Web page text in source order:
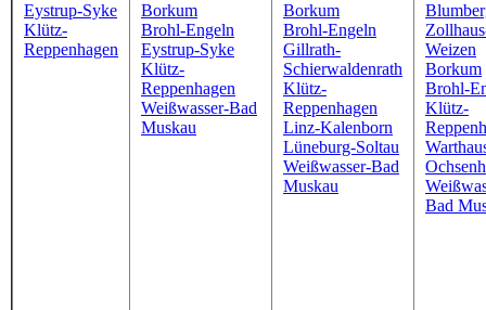
Eystrup-Syke
Klütz-
Reppenhagen
Borkum
Brohl-Engeln
Eystrup-Syke
Klütz-
Reppenhagen
Weißwasser-Bad
Muskau
Borkum
Brohl-Engeln
Gillrath-
Schierwaldenrath
Klütz-
Reppenhagen
Linz-Kalenborn
Lüneburg-Soltau
Weißwasser-Bad
Muskau
Weizen
Borkum
Brohl-
Klütz-
Bad